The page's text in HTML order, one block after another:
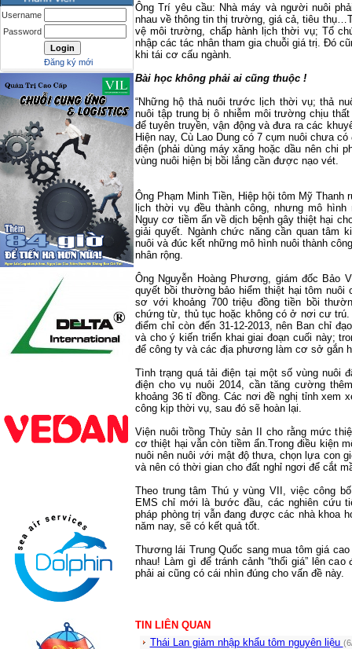
Username
Password
Đăng ký mới
Ông Trí yêu cầu: Nhà máy và người nuôi
nhau về thông tin thị trường, giá cả, tiêu
vệ môi trường, chấp hành lịch thời vụ; Tổ
nhập các tác nhân tham gia chuỗi giá trị. Đó
khi tái cơ cấu ngành.
Bài học không phải ai cũng thuộc !
“Những hộ thả nuôi trước lịch thời vụ; thả
nuôi tập trung bị ô nhiễm môi trường chịu
để tuyên truyền, vận động và đưa ra các
Hiện nay, Cù Lao Dung có 7 cụm nuôi chưa
điện (phải dùng máy xăng hoặc dầu nên chi
vùng nuôi hiện bị bồi lắng cần được nạo vét.
Ông Phạm Minh Tiền, Hiệp hội tôm Mỹ Thanh
lịch thời vụ đều thành công, nhưng mô
Nguy cơ tiềm ẩn về dịch bệnh gây thiệt hại
giải quyết. Ngành chức năng cần quan tâm
nuôi và đúc kết những mô hình nuôi thành
nhân rộng.
Ông Nguyễn Hoàng Phương, giám đốc Bảo
quyết bồi thường bảo hiểm thiệt hại tôm
sơ với khoảng 700 triệu đồng tiền bồi
chứng từ, thủ tục hoặc không có ở nơi cư
điểm chỉ còn đến 31-12-2013, nên Ban chỉ
và cho ý kiến triển khai giai đoạn cuối này;
để công ty và các địa phương làm cơ sở gắn
Tình trạng quá tải điện tại một số vùng nuôi
điện cho vụ nuôi 2014, cần tăng cường
khoảng 36 tỉ đồng. Các nơi đề nghị tỉnh xem
công kịp thời vụ, sau đó sẽ hoàn lại.
Viện nuôi trồng Thủy sản II cho rằng mức
cơ thiệt hại vẫn còn tiềm ẩn.Trong điều kiện
nuôi nên nuôi với mật độ thưa, chọn lựa con
và nên có thời gian cho đất nghỉ ngơi để cắt
Theo trung tâm Thú y vùng VII, việc công
EMS chỉ mới là bước đầu, các nghiên cứu
pháp phòng trị vẫn đang được các nhà khoa
năm nay, sẽ có kết quả tốt.
Thương lái Trung Quốc sang mua tôm giá
nhau! Làm gì để tránh cảnh “thổi giá” lên
phải ai cũng có cái nhìn đúng cho vấn đề này.
TIN LIÊN QUAN
Thái Lan giảm nhập khẩu tôm nguyên liệu